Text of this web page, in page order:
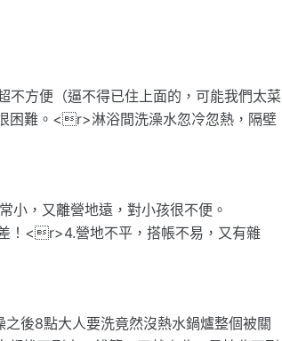
不方便（逼不得已住上面的，可能我們太菜
困難。<r>淋浴間洗澡水忽冷忽熱，隔壁
小，又離營地遠，對小孩很不便。
！<r>4.營地不平，搭帳不易，又有雜
後8點大人要洗竟然沒熱水鍋爐整個被關